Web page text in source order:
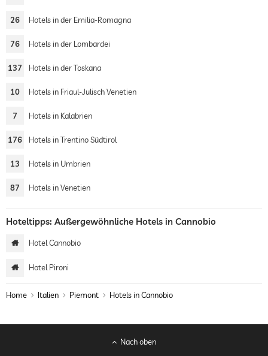
26 Hotels in der Emilia-Romagna
76 Hotels in der Lombardei
137 Hotels in der Toskana
10 Hotels in Friaul-Julisch Venetien
7 Hotels in Kalabrien
176 Hotels in Trentino Südtirol
13 Hotels in Umbrien
87 Hotels in Venetien
Hoteltipps: Außergewöhnliche Hotels in Cannobio
Hotel Cannobio
Hotel Pironi
Home Italien Piemont Hotels in Cannobio
Nach oben